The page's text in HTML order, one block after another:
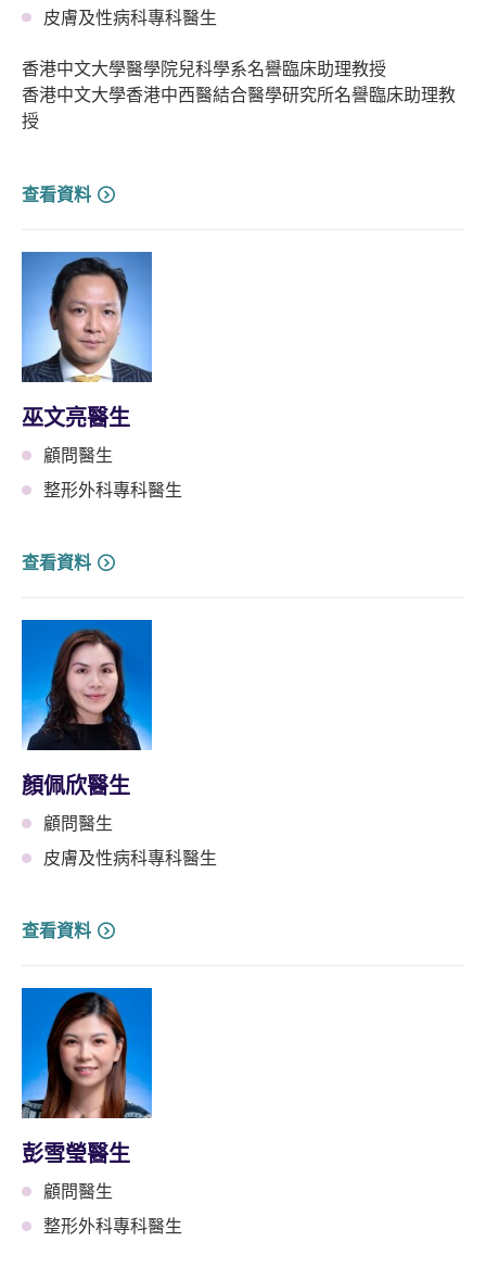
皮膚及性病科專科醫生
香港中文大學醫學院兒科學系名譽臨床助理教授
香港中文大學香港中西醫結合醫學研究所名譽臨床助理教
授
查看資料
巫文亮醫生
顧問醫生
整形外科專科醫生
查看資料
顏佩欣醫生
顧問醫生
皮膚及性病科專科醫生
查看資料
彭雪瑩醫生
顧問醫生
整形外科專科醫生